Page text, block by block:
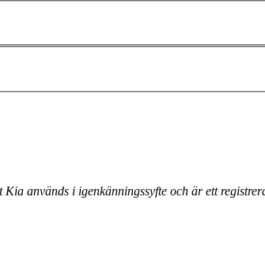
används i igenkänningssyfte och är ett